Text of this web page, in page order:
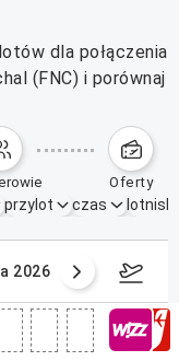
dla połączenia
(FNC) i porównaj
oferty
przylot czas
2026